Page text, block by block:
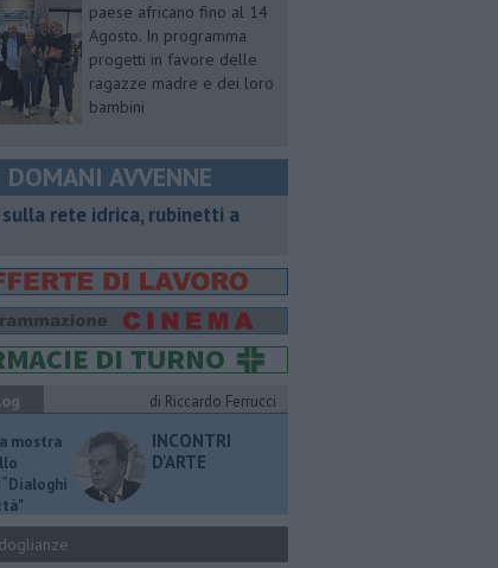
paese africano fino al 14
Agosto. In programma
progetti in favore delle
ragazze madre e dei loro
bambini
DOMANI AVVENNE
rete idrica, rubinetti a
di Riccardo Ferrucci
mostra
INCONTRI
D'ARTE